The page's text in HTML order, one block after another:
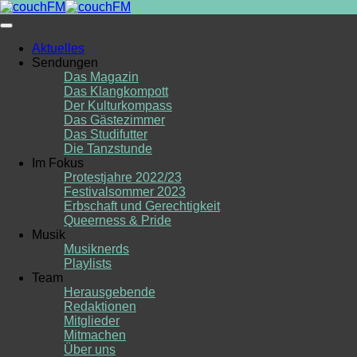
Skip
to
Aktuelles
Sendungen
Das Magazin
Das Klangkompott
Der Kulturkompass
Das Gästezimmer
Das Studifutter
Die Tanzstunde
Im Fokus
Protestjahre 2022/23
Festivalsommer 2023
Erbschaft und Gerechtigkeit
Queerness & Pride
Musik
Musiknerds
Playlists
Team
Herausgebende
Redaktionen
Mitglieder
Mitmachen
Über uns